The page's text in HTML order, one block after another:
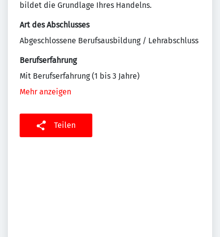
bildet die Grundlage Ihres Handelns.
Art des Abschlusses
Abgeschlossene Berufsausbildung / Lehrabschluss
Berufserfahrung
Mit Berufserfahrung (1 bis 3 Jahre)
Mehr anzeigen
Teilen